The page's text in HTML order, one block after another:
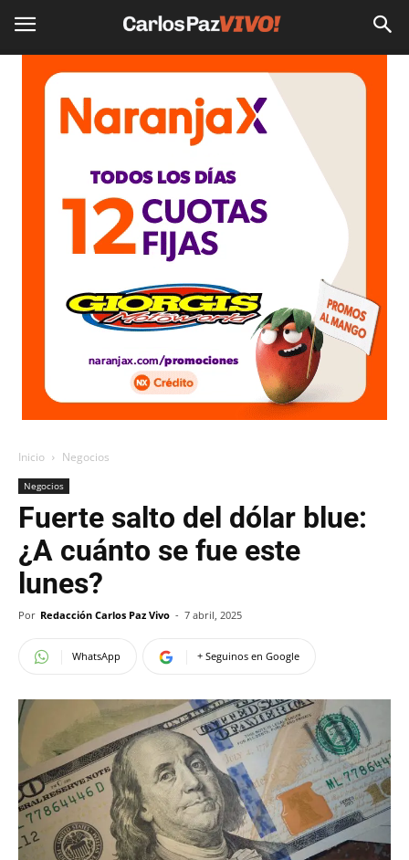
Inicio Negocios
Negocios
Fuerte salto del dólar blue:
¿A cuánto se fue este
lunes?
Por Redacción Carlos Paz Vivo - 7 abril, 2025
WhatsApp + Seguinos en Google